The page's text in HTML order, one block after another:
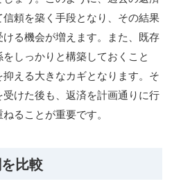
頼を築く手段となり、その結果
る機会が増えます。また、既存
しっかりと構築しておくこと
える大きなカギとなります。そ
けた後も、返済を計画通りに行
ることが重要です。
比較